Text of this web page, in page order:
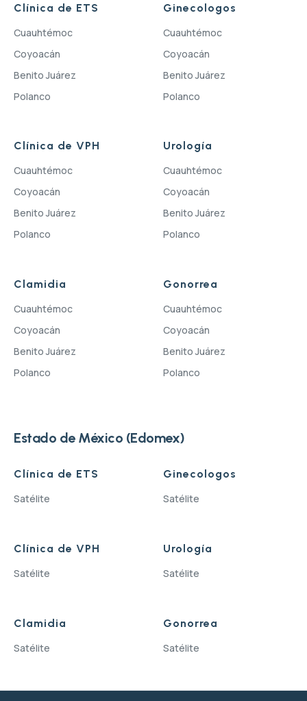
Clínica de ETS
Cuauhtémoc
Coyoacán
Benito Juárez
Polanco
Ginecologos
Cuauhtémoc
Coyoacán
Benito Juárez
Polanco
Clínica de VPH
Cuauhtémoc
Coyoacán
Benito Juárez
Polanco
Urología
Cuauhtémoc
Coyoacán
Benito Juárez
Polanco
Clamidia
Cuauhtémoc
Coyoacán
Benito Juárez
Polanco
Gonorrea
Cuauhtémoc
Coyoacán
Benito Juárez
Polanco
Estado de México (Edomex)
Clínica de ETS
Satélite
Ginecologos
Satélite
Clínica de VPH
Satélite
Urología
Satélite
Clamidia
Satélite
Gonorrea
Satélite